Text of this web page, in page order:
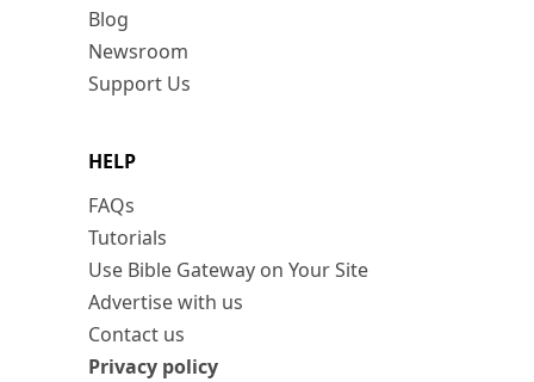
Blog
Newsroom
Support Us
HELP
FAQs
Tutorials
Use Bible Gateway on Your Site
Advertise with us
Contact us
Privacy policy